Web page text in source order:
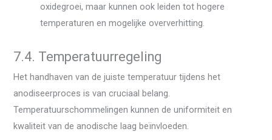
oxidegroei, maar kunnen ook leiden tot hogere
temperaturen en mogelijke oververhitting.
7.4. Temperatuurregeling
Het handhaven van de juiste temperatuur tijdens het
anodiseerproces is van cruciaal belang.
Temperatuurschommelingen kunnen de uniformiteit en
kwaliteit van de anodische laag beïnvloeden.